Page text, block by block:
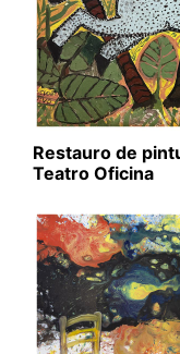
Restauro de
Teatro Oficina